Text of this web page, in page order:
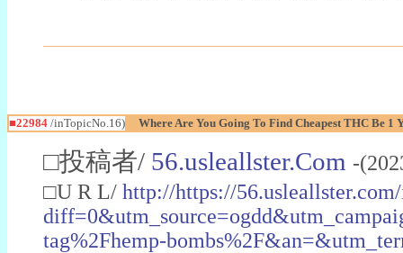
■22984 /inTopicNo.16) Where Are You Going To Find Cheapest THC Be 1
□投稿者/ 56.usleallster.Com -
□U R L/ http://https://
tag%2Fhemp-